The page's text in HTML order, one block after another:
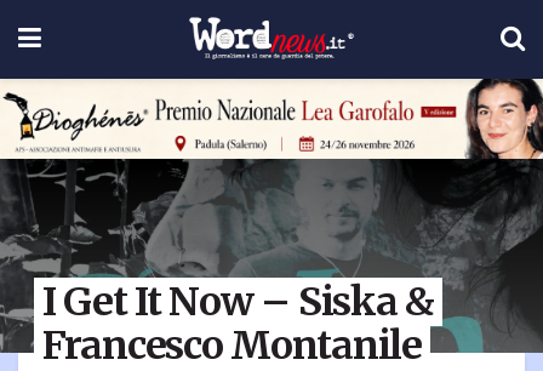
I Get It Now – Siska &
Francesco Montanile